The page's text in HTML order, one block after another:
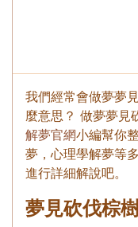
我們經常會做夢夢
麼意思？ 做夢夢見
解夢官網小編幫你
夢，心理學解夢等
進行詳細解說吧。
夢見砍伐棕